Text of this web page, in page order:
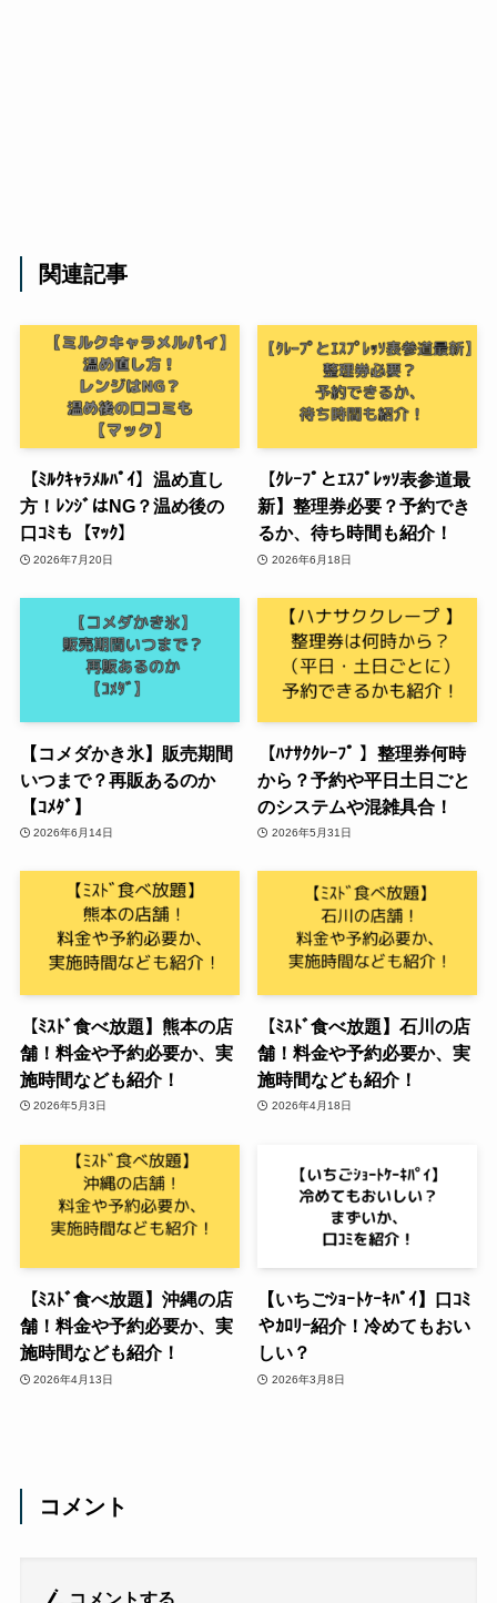
関連記事
【ﾐﾙｸｷｬﾗﾒﾙﾊﾟｲ】温め直し
方！ﾚﾝｼﾞはNG？温め後の
口ｺﾐも【ﾏｯｸ】
2026年7月20日
【ｸﾚｰﾌﾟとｴｽﾌﾟﾚｯｿ表参道最
新】整理券必要？予約でき
るか、待ち時間も紹介！
2026年6月18日
【コメダかき氷】販売期間
いつまで？再販あるのか
【ｺﾒﾀﾞ】
2026年6月14日
【ﾊﾅｻｸｸﾚｰﾌﾟ 】整理券何時
から？予約や平日土日ごと
のシステムや混雑具合！
2026年5月31日
【ﾐｽﾄﾞ食べ放題】熊本の店
舗！料金や予約必要か、実
施時間なども紹介！
2026年5月3日
【ﾐｽﾄﾞ食べ放題】石川の店
舗！料金や予約必要か、実
施時間なども紹介！
2026年4月18日
【ﾐｽﾄﾞ食べ放題】沖縄の店
舗！料金や予約必要か、実
施時間なども紹介！
2026年4月13日
【いちごｼｮｰﾄｹｰｷﾊﾟｲ】口ｺﾐ
やｶﾛﾘｰ紹介！冷めてもおい
しい？
2026年3月8日
コメント
コメントする